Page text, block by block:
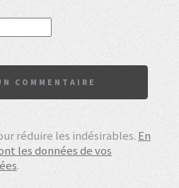
réduire les indésirables. En
les données de vos
.